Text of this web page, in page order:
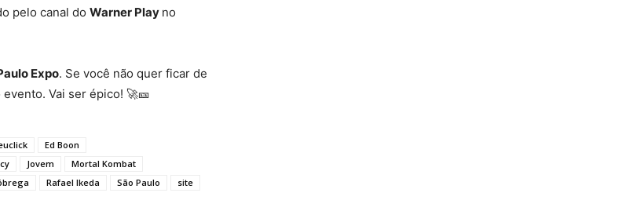
pelo canal do Warner Play no
Expo. Se você não quer ficar de
Vai ser épico! 🚀🎫
Ed Boon
Jovem
Mortal Kombat
Rafael Ikeda São Paulo
site